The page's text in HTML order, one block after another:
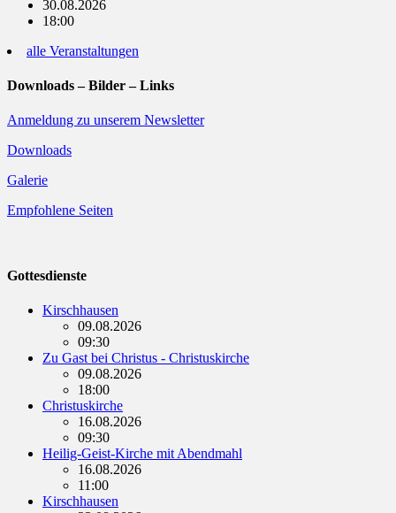
30.08.2026
18:00
alle Veranstaltungen
Downloads – Bilder – Links
Anmeldung zu unserem Newsletter
Downloads
Galerie
Empfohlene Seiten
Gottesdienste
Kirschhausen
09.08.2026
09:30
Zu Gast bei Christus - Christuskirche
09.08.2026
18:00
Christuskirche
16.08.2026
09:30
Heilig-Geist-Kirche mit Abendmahl
16.08.2026
11:00
Kirschhausen